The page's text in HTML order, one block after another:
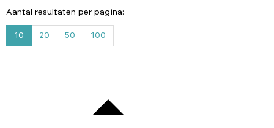
Aantal resultaten per pagina:
10 20 50 100